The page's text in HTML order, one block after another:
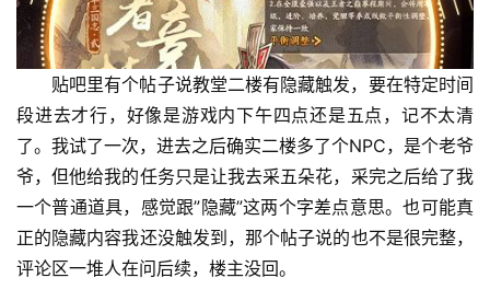
贴吧里有个帖子说教堂二楼有隐藏触发，要在特定时间
段进去才行，好像是游戏内下午四点还是五点，记不太清
了。我试了一次，进去之后确实二楼多了个NPC，是个老爷
爷，但他给我的任务只是让我去采五朵花，采完之后给了我
一个普通道具，感觉跟”隐藏”这两个字差点意思。也可能真
正的隐藏内容我还没触发到，那个帖子说的也不是很完整，
评论区一堆人在问后续，楼主没回。